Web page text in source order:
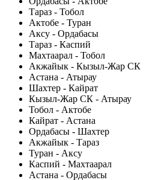
Тараз - Тобол
Актобе - Туран
Аксу - Ордабасы
Тараз - Каспий
Махтаарал - Тобол
Акжайык - Кызыл-Жар СК
Астана - Атырау
Шахтер - Кайрат
Кызыл-Жар СК - Атырау
Тобол - Актобе
Кайрат - Астана
Ордабасы - Шахтер
Акжайык - Тараз
Туран - Аксу
Каспий - Махтаарал
Астана - Ордабасы